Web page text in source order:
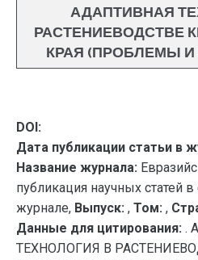
АДАПТИВНАЯ
РАСТЕНИЕВОДСТВЕ
КРАЯ (ПРОБЛЕМЫ
DOI:
Дата публикации статьи в
Название журнала:
публикация научных статей
журнале, Выпуск: , Том: ,
Данные для цитирования: .
ТЕХНОЛОГИЯ В